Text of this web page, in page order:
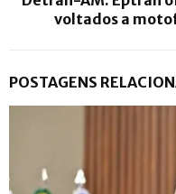
voltados a
POSTAGENS